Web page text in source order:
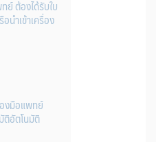
ย์ ต้องได้รับใบ
นำเข้าเครื่อง
องมือแพทย์
ติอัตโนมัติ